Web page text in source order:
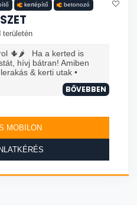
kertépítő betonozó
területén
🌵🌶️ Ha a kerted is
hívj bátran! Amiben
& kerti utak •
BŐVEBBEN
MOBILON